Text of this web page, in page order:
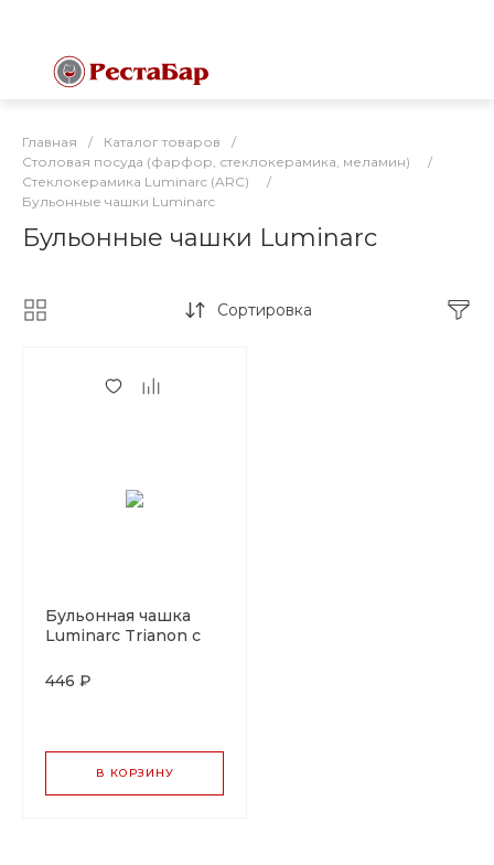
Главная / Каталог товаров
/
Столовая посуда (фарфор, стеклокерамика, меламин)
/
Стеклокерамика Luminarc (ARC)
/
Бульонные чашки Luminarc
Бульонные чашки Luminarc
Сортировка
Бульонная чашка
Luminarc Trianon с
мл, d 10 см, h 6 см, l 14
446 ₽
В КОРЗИНУ